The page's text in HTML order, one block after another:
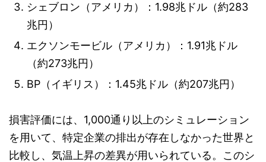
シェブロン（アメリカ）：1.98兆ドル（約283
兆円）
エクソンモービル（アメリカ）：1.91兆ドル
（約273兆円）
BP（イギリス）：1.45兆ドル（約207兆円）
損害評価には、1,000通り以上のシミュレーション
を用いて、特定企業の排出が存在しなかった世界と
比較し、気温上昇の差異が用いられている。このシ